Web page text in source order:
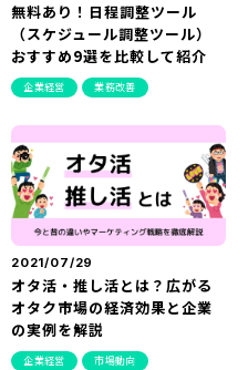
無料あり！日程調整ツール
（スケジュール調整ツール）
おすすめ9選を比較して紹介
企業経営 業務改善
2021/07/29
オタ活・推し活とは？広がる
オタク市場の経済効果と企業
の実例を解説
企業経営 市場動向